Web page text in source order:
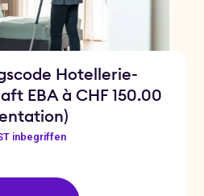
Hotellerie-
EBA à CHF 150.00
inbegriffen